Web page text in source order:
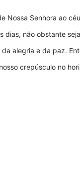
Nossa Senhora ao
dias, não obstante
alegria e da paz.
crepúsculo no